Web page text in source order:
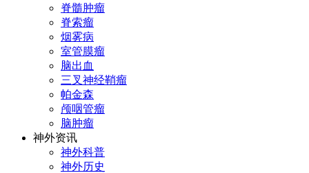
脊髓肿瘤
脊索瘤
烟雾病
室管膜瘤
脑出血
三叉神经鞘瘤
帕金森
颅咽管瘤
脑肿瘤
神外资讯
神外科普
神外历史